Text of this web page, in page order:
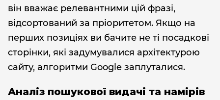
він вважає релевантними цій фразі,
відсортований за пріоритетом. Якщо на
перших позиціях ви бачите не ті посадкові
сторінки, які задумувалися архітектурою
сайту, алгоритми Google заплуталися.
Аналіз пошукової видачі та намірів